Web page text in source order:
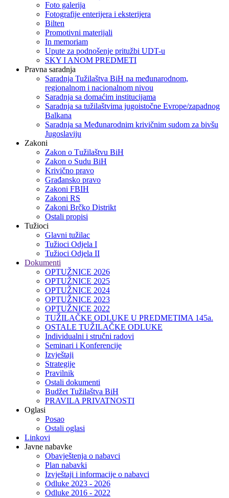
Foto galerija
Fotografije enterijera i eksterijera
Bilten
Promotivni materijali
In memoriam
Upute za podnošenje pritužbi UDT-u
SKY I ANOM PREDMETI
Pravna saradnja
Saradnja Tužilaštva BiH na međunarodnom,
regionalnom i nacionalnom nivou
Saradnja sa domaćim institucijama
Saradnja sa tužilaštvima jugoistočne Evrope/zapadnog
Balkana
Saradnja sa Međunarodnim krivičnim sudom za bivšu
Jugoslaviju
Zakoni
Zakon o Тužilaštvu BiH
Zakon o Sudu BiH
Krivično pravo
Građansko pravo
Zakoni FBIH
Zakoni RS
Zakoni Brčko Distrikt
Ostali propisi
Tužioci
Glavni tužilac
Tužioci Odjela I
Tužioci Odjela II
Dokumenti
OPTUŽNICE 2026
OPTUŽNICE 2025
OPTUŽNICE 2024
OPTUŽNICE 2023
OPTUŽNICE 2022
TUŽILAČKE ODLUKE U PREDMETIMA 145a.
OSTALE TUŽILAČKE ODLUKE
Individualni i stručni radovi
Seminari i Konferencije
Izvještaji
Strategije
Pravilnik
Ostali dokumenti
Budžet Tužilaštva BiH
PRAVILA PRIVATNOSTI
Oglasi
Posao
Ostali oglasi
Linkovi
Javne nabavke
Obavještenja o nabavci
Plan nabavki
Izvještaji i informacije o nabavci
Odluke 2023 - 2026
Odluke 2016 - 2022